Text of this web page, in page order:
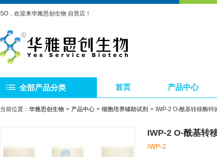
SO，欢迎来华雅思创生物 自营店！
全部产品分类 首页 产品中心
当前位置： 华雅思创生物 产品中心 细胞培养辅助试剂 IWP-2 O-酰基转移酶
IWP-2 O-酰基转
IWP-2